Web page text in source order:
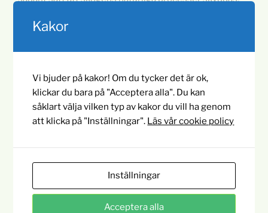
Lübeck stad ställde om sitt skogsbruk enligt dessa
Lübeckmodellen. Omställningen i Lübeck har gått långt
över förväntan och lett till såväl ökad tillväxt, rikare
biologiska mångfald och till bättre betalning för virket.
Kakor
Vi bjuder på kakor! Om du tycker det är ok,
klickar du bara på "Acceptera alla". Du kan
såklart välja vilken typ av kakor du vill ha genom
att klicka på "Inställningar". Läs vår cookie policy
Inställningar
Acceptera alla